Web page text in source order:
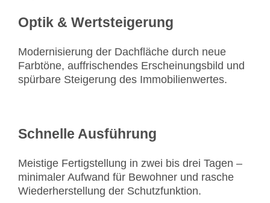
Optik & Wertsteigerung
Modernisierung der Dachfläche durch neue
Farbtöne, auffrischendes Erscheinungsbild und
spürbare Steigerung des Immobilienwertes.
Schnelle Ausführung
Meistige Fertigstellung in zwei bis drei Tagen –
minimaler Aufwand für Bewohner und rasche
Wiederherstellung der Schutzfunktion.